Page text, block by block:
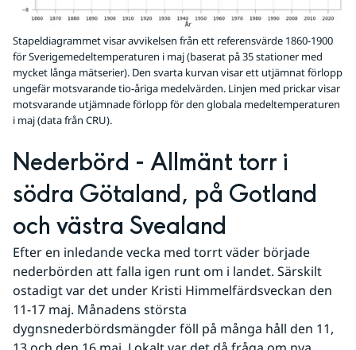
Stapeldiagrammet visar avvikelsen från ett referensvärde 1860-1900
för Sverigemedeltemperaturen i maj (baserat på 35 stationer med
mycket långa mätserier). Den svarta kurvan visar ett utjämnat förlopp
ungefär motsvarande tio-åriga medelvärden. Linjen med prickar visar
motsvarande utjämnade förlopp för den globala medeltemperaturen
i maj (data från CRU).
Nederbörd - Allmänt torr i
södra Götaland, på Gotland
och västra Svealand
Efter en inledande vecka med torrt väder började
nederbörden att falla igen runt om i landet. Särskilt
ostadigt var det under Kristi Himmelfärdsveckan den
11-17 maj. Månadens största
dygnsnederbördsmängder föll på många håll den 11,